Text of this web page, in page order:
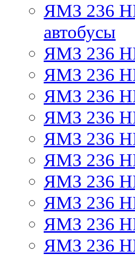
ЯМЗ 236 НЕ
автобусы
ЯМЗ 236
ЯМЗ 236
ЯМЗ 236
ЯМЗ 236
ЯМЗ 236
ЯМЗ 236
ЯМЗ 236
ЯМЗ 236
ЯМЗ 236
ЯМЗ 236